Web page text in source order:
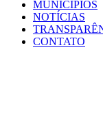
MUNICÍPIOS
NOTÍCIAS
CONTATO